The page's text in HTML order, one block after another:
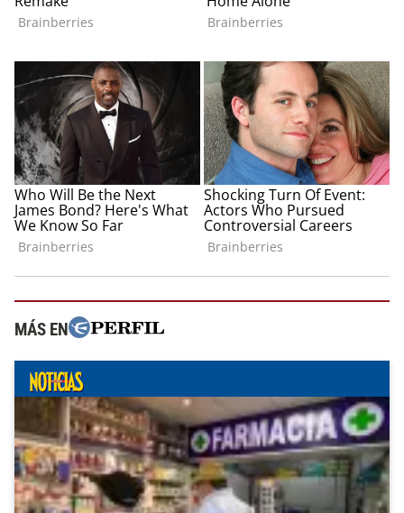
MÁS EN